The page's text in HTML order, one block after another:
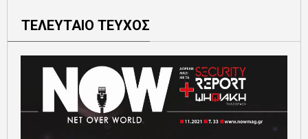
ΤΕΛΕΥΤΑΙΟ ΤΕΥΧΟΣ